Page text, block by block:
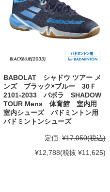
BABOLAT シャドウ ツアー メ
ンズ ブラック×ブルー 30Ｆ
2101-2033 バボラ SHADOW
TOUR Mens 体育館 室内用
室内シューズ バドミントン用
バドミントンシューズ
定価: ¥17,050(税込)
¥12,788(税抜 ¥11,625)